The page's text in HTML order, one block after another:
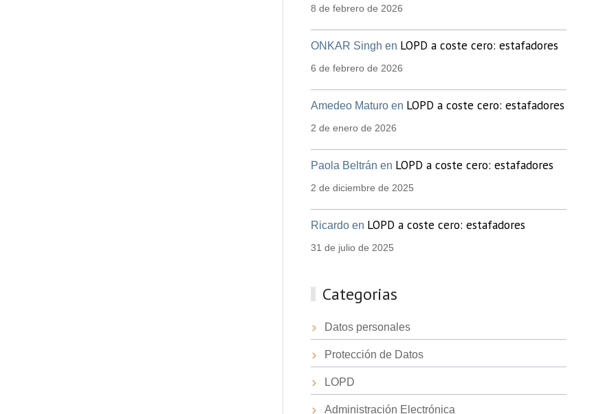
8 de febrero de 2026
ONKAR Singh en LOPD a coste cero: estafadores
6 de febrero de 2026
Amedeo Maturo en LOPD a coste cero: estafadores
2 de enero de 2026
Paola Beltrán en LOPD a coste cero: estafadores
2 de diciembre de 2025
Ricardo en LOPD a coste cero: estafadores
31 de julio de 2025
Categorias
Datos personales
Protección de Datos
LOPD
Administración Electrónica